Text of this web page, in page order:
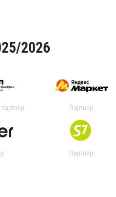
2026
Партнер
Партнер